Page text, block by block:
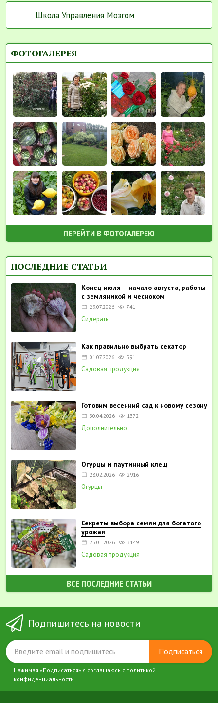
Школа Управления Мозгом
ФОТОГАЛЕРЕЯ
ПЕРЕЙТИ В ФОТОГАЛЕРЕЮ
ПОСЛЕДНИЕ СТАТЬИ
Конец июля – начало августа, работы
с земляникой и чесноком
29.07.2026 741
Сидераты
Как правильно выбрать секатор
01.07.2026 591
Садовая продукция
Готовим весенний сад к новому сезону
30.04.2026 1372
Дополнительно
Огурцы и паутинный клещ
28.02.2026 2916
Огурцы
Секреты выбора семян для богатого
урожая
25.01.2026 3149
Садовая продукция
ВСЕ ПОСЛЕДНИЕ СТАТЬИ
Подпишитесь на новости
Подписаться
Нажимая «Подписаться» я соглашаюсь с политикой
конфиденциальности